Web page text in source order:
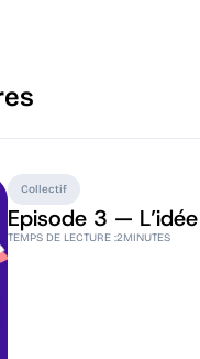
Collectif
Episode 3 — L’idée
TEMPS DE LECTURE :2MINUTES